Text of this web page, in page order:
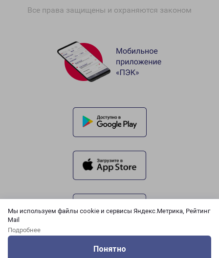
Мы используем файлы cookie и сервисы Яндекс.Метрика, Рейтинг
Mail
Подробнее
Понятно
Все права защищены и охраняются законом